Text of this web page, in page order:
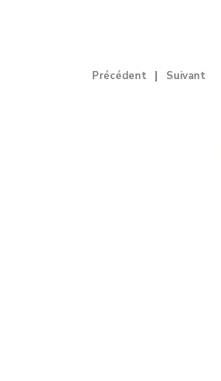
Précédent Suivant